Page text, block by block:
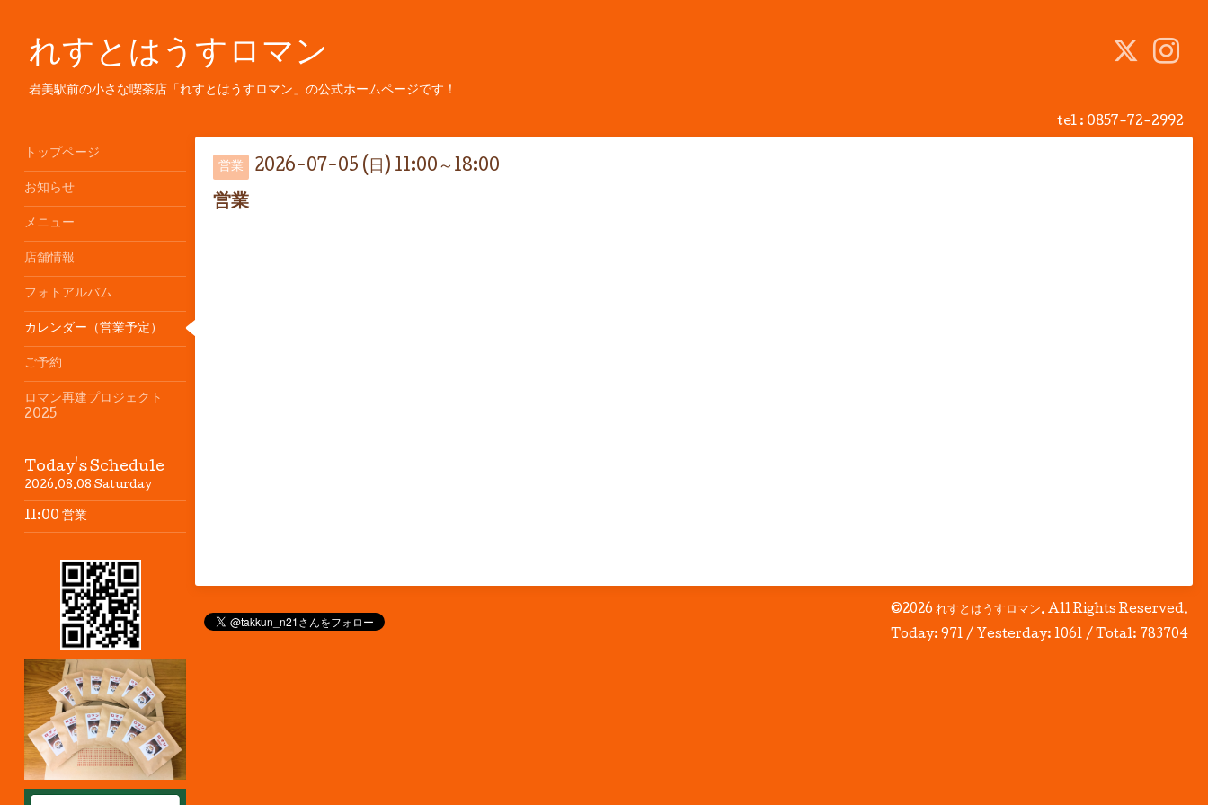
れすとはうすロマン
岩美駅前の小さな喫茶店「れすとはうすロマン」の公式ホームページです！
tel : 0857-72-2992
営業 2026-07-05 (日) 11:00～18:00
営業
©2026 れすとはうすロマン. All Rights Reserved.
Today: 971 / Yesterday: 1061 / Total: 783704
トップページ
お知らせ
メニュー
店舗情報
フォトアルバム
カレンダー（営業予定）
ご予約
ロマン再建プロジェクト
2025
Today's Schedule
2026.08.08 Saturday
11:00 営業